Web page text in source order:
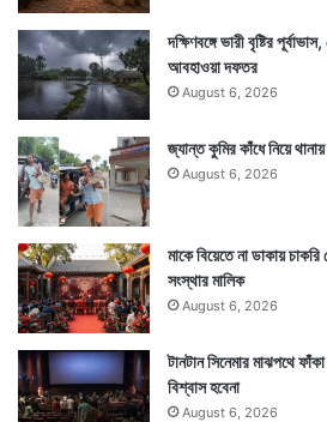
যা দিয়ে তিনি একটা নয় ২টি মার্স
ব্রিটেনের ২ পাউন্ড মানে ভারতীয়
এই বিষয়টি সোশ্যাল মিডিয়ায় বেশ
দক্ষিণবঙ্গে ভারী বৃষ্টির
আবহাওয়া দফতর
August 6, 2026
জ্যান্ত কুমির কাঁধে নিয়ে
August 6, 2026
মাকে বিয়েতে না ডাকায়
সংস্থার মালিক
August 6, 2026
টানটান সিনেমার মাঝপথে
বিশ্বাস হবেনা
August 6, 2026